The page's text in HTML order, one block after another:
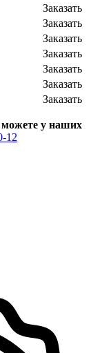
Заказать
Заказать
Заказать
Заказать
Заказать
Заказать
Заказать
можете у наших
12